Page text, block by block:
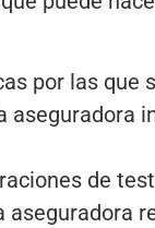
por las que
aseguradora
de